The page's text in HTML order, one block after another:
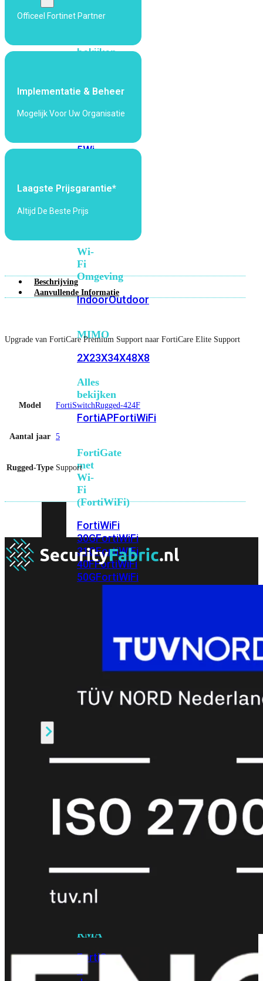
Alle
bekijken
Fi
5Wi-
Fi
Fi
Wi-
Fi
Omgeving
IndoorOutdoor
MIMO
2X23X34X48X8
Alles
bekijken
FortiAPFortiWiFi
FortiGate
met
Wi-
Fi
(FortiWiFi)
FortiWiFi
30GFortiWiFi
31GFortiWiFi
40FFortiWiFi
50GFortiWiFi
FortiWiFi
FortiWiFi
FortiWiFi
Licenties
FortiCare
Support
FortiCare
EliteFortiCare
Upgrades
RMA
FortiCare
Officeel Fortinet Partner
Implementatie & Beheer
Mogelijk Voor Uw Organisatie
Laagste Prijsgarantie*
Altijd De Beste Prijs
Beschrijving
Aanvullende Informatie
Upgrade van FortiCare Premium Support naar FortiCare Elite Support
Model FortiSwitchRugged-424F
Aantal jaar 5
Rugged-Type Support